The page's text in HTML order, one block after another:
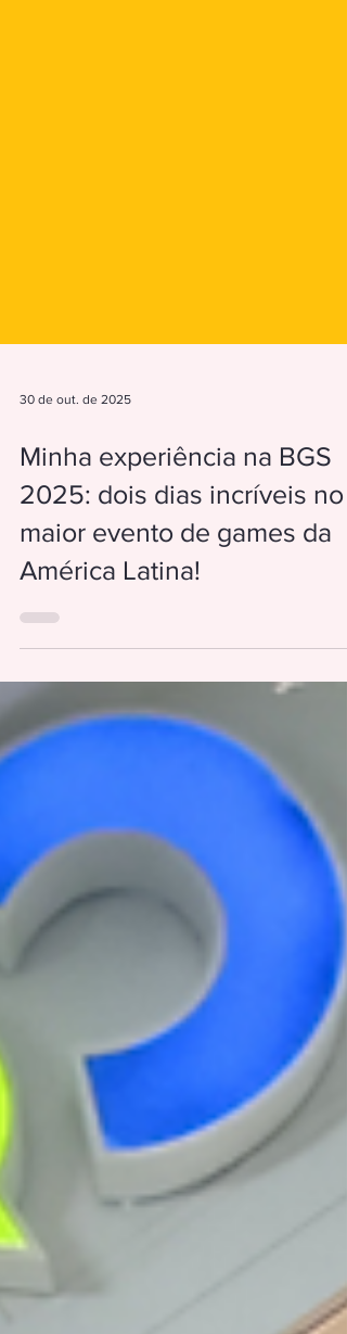
Minha experiência na BGS
2025: dois dias incríveis no
maior evento de games da
América Latina!